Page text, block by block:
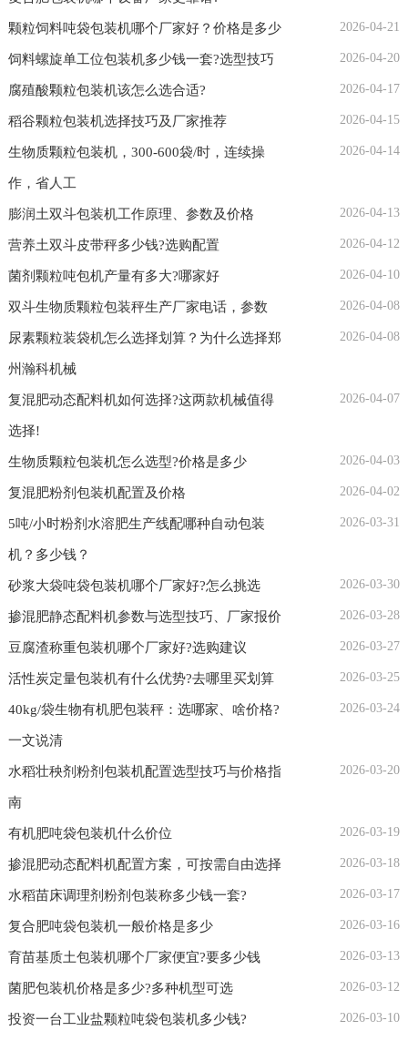
颗粒饲料吨袋包装机哪个厂家好？价格是多少 2026-04-21
饲料螺旋单工位包装机多少钱一套?选型技巧 2026-04-20
腐殖酸颗粒包装机该怎么选合适? 2026-04-17
稻谷颗粒包装机选择技巧及厂家推荐 2026-04-15
生物质颗粒包装机，300-600袋/时，连续操
作，省人工
2026-04-14
膨润土双斗包装机工作原理、参数及价格 2026-04-13
营养土双斗皮带秤多少钱?选购配置 2026-04-12
菌剂颗粒吨包机产量有多大?哪家好 2026-04-10
双斗生物质颗粒包装秤生产厂家电话，参数 2026-04-08
尿素颗粒装袋机怎么选择划算？为什么选择郑
州瀚科机械
2026-04-08
复混肥动态配料机如何选择?这两款机械值得
选择!
2026-04-07
生物质颗粒包装机怎么选型?价格是多少 2026-04-03
复混肥粉剂包装机配置及价格 2026-04-02
5吨/小时粉剂水溶肥生产线配哪种自动包装
机？多少钱？
2026-03-31
砂浆大袋吨袋包装机哪个厂家好?怎么挑选 2026-03-30
掺混肥静态配料机参数与选型技巧、厂家报价 2026-03-28
豆腐渣称重包装机哪个厂家好?选购建议 2026-03-27
活性炭定量包装机有什么优势?去哪里买划算 2026-03-25
40kg/袋生物有机肥包装秤：选哪家、啥价格?
一文说清
2026-03-24
水稻壮秧剂粉剂包装机配置选型技巧与价格指
南
2026-03-20
有机肥吨袋包装机什么价位 2026-03-19
掺混肥动态配料机配置方案，可按需自由选择 2026-03-18
水稻苗床调理剂粉剂包装称多少钱一套? 2026-03-17
复合肥吨袋包装机一般价格是多少 2026-03-16
育苗基质土包装机哪个厂家便宜?要多少钱 2026-03-13
菌肥包装机价格是多少?多种机型可选 2026-03-12
投资一台工业盐颗粒吨袋包装机多少钱? 2026-03-10